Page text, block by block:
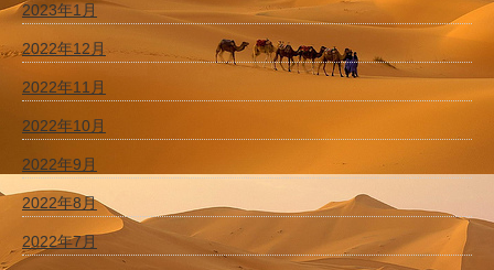
2023年1月
2022年12月
2022年11月
2022年10月
2022年9月
2022年8月
2022年7月